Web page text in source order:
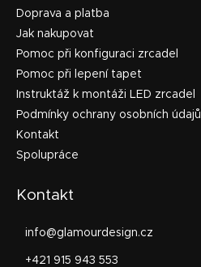
Doprava a platba
Jak nakupovat
Pomoc při konfiguraci zrcadel
Pomoc při lepení tapet
Instruktáž k montáži LED zrcadel
Podmínky ochrany osobních údajů
Kontakt
Spolupráce
Kontakt
info@glamourdesign.cz
+421 915 943 553